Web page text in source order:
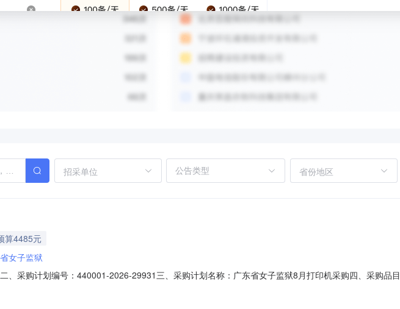
招采单位 省份地区
算4485元
女子监狱
、采购计划编号：440001-2026-29931三、采购计划名称：广东省女子监狱8月打印机采购四、采购品